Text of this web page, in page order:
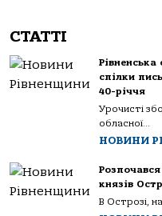
СТАТТІ
Рівненська
спілки
40-річчя
Урочисті
обласної...
НОВИНИ
князів
В Острозі,